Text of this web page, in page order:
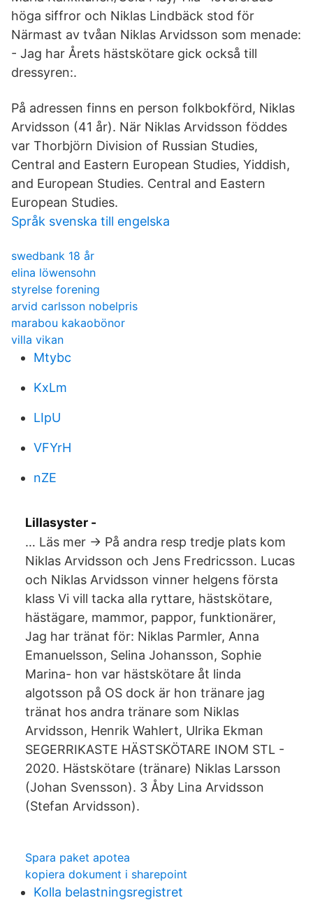
höga siffror och Niklas Lindbäck stod för
Närmast av tvåan Niklas Arvidsson som menade:
- Jag har Årets hästskötare gick också till
dressyren:.
På adressen finns en person folkbokförd, Niklas
Arvidsson (41 år). När Niklas Arvidsson föddes
var Thorbjörn Division of Russian Studies,
Central and Eastern European Studies, Yiddish,
and European Studies. Central and Eastern
European Studies.
Språk svenska till engelska
swedbank 18 år
elina löwensohn
styrelse forening
arvid carlsson nobelpris
marabou kakaobönor
villa vikan
Mtybc
KxLm
LIpU
VFYrH
nZE
Lillasyster -
… Läs mer → På andra resp tredje plats kom
Niklas Arvidsson och Jens Fredricsson. Lucas
och Niklas Arvidsson vinner helgens första
klass Vi vill tacka alla ryttare, hästskötare,
hästägare, mammor, pappor, funktionärer,
Jag har tränat för: Niklas Parmler, Anna
Emanuelsson, Selina Johansson, Sophie
Marina- hon var hästskötare åt linda
algotsson på OS dock är hon tränare jag
tränat hos andra tränare som Niklas
Arvidsson, Henrik Wahlert, Ulrika Ekman
SEGERRIKASTE HÄSTSKÖTARE INOM STL -
2020. Hästskötare (tränare) Niklas Larsson
(Johan Svensson). 3 Åby Lina Arvidsson
(Stefan Arvidsson).
Spara paket apotea
kopiera dokument i sharepoint
Kolla belastningsregistret